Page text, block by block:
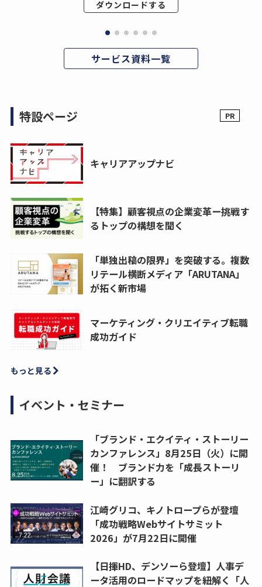
ダウンロードする
サービス資料一覧
特設ページ
キャリアアップナビ
【特集】顧客視点の企業変革ー挑戦す
るトップの構想を聞く
「単独出稿の限界」を突破する。複数
リテール横断メディア「ARUTANA」
が拓く新市場
マーケティング・クリエイティブ転職
成功ガイド
もっと見る
イベント・セミナー
「ブランド・エクイティ・ストーリー
カンファレンス」8月25日（火）に開
催！ ブランド力を「成長ストーリ
ー」に翻訳する
江崎グリコ、キノトロープらが登壇
「成功戦略Webサイトサミット
2026」が7月22日に開催
【日揮HD、デンソーら登壇】人事デ
ータ活用のロードマップを紐解く「人